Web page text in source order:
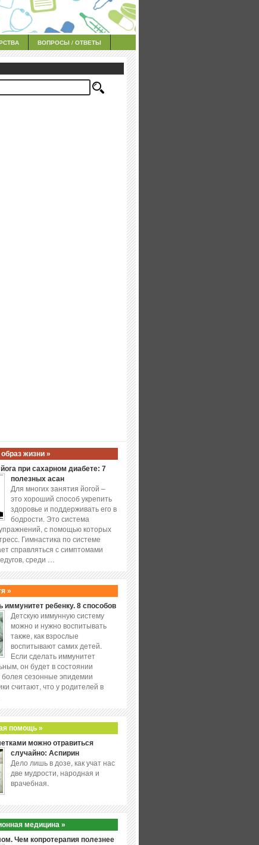
ВОПРОСЫ / ОТВЕТЫ
жизни »
при сахарном диабете: 7
полезных асан
Для многих занятия йогой –
это хороший способ укрепить
здоровье и поддерживать его в
бодрости. Это система
с помощью которых
Гимнастика по системе
справляться с симптомами
среди …
»
иммунитет ребенку. 8 способов
Детскую иммунную систему
можно и нужно воспитывать
также, как взрослые
воспитывают самих детей.
Если сделать иммунитет
он будет в состоянии
сезонные эпидемии
считают, что у родителей в
помощь »
можно отравиться
случайно: Аспирин
Дело лишь в дозе, как учат нас
две мудрости, народная и
врачебная.
медицина »
Чем копротерапия полезнее